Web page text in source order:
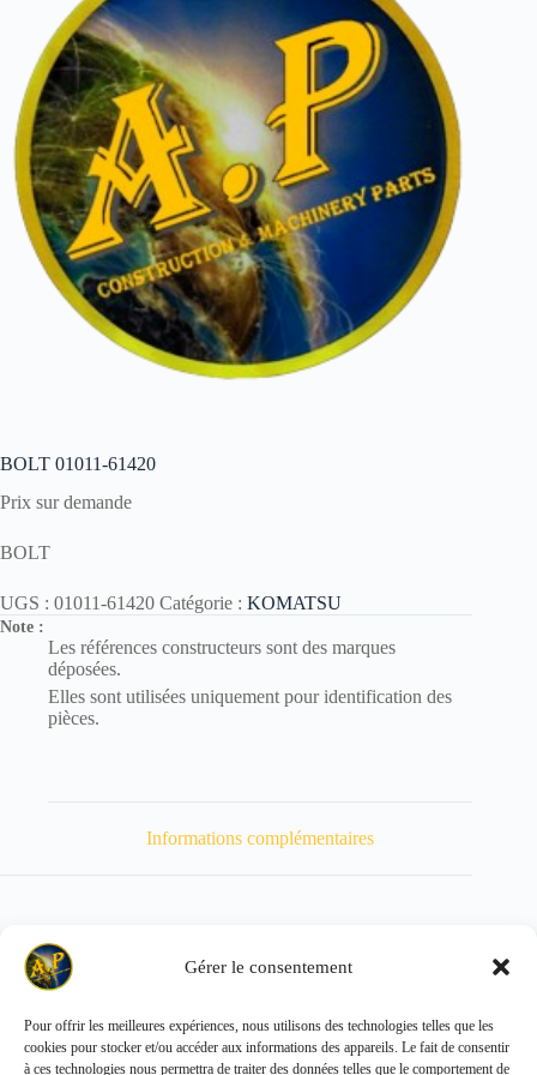
Gérer le consentement
Pour offrir les meilleures expériences, nous utilisons des technologies telles que les
cookies pour stocker et/ou accéder aux informations des appareils. Le fait de consentir
à ces technologies nous permettra de traiter des données telles que le comportement de
BOLT 01011-61420
Prix sur demande
BOLT
UGS : 01011-61420 Catégorie : KOMATSU
Note :
Les références constructeurs sont des marques
déposées.
Elles sont utilisées uniquement pour identification des
pièces.
Informations complémentaires
Poids 151 kg
Copyright © 2026 - ALL PARTS FRANCE SAS